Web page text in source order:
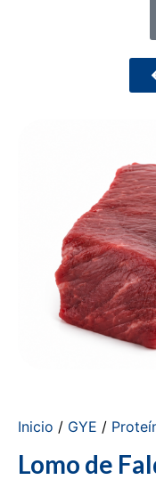
Inicio / GYE /
Lomo de